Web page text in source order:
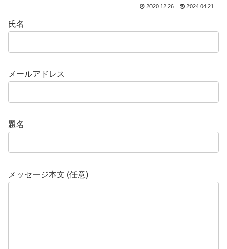
2020.12.26 2024.04.21
氏名
メールアドレス
題名
メッセージ本文 (任意)